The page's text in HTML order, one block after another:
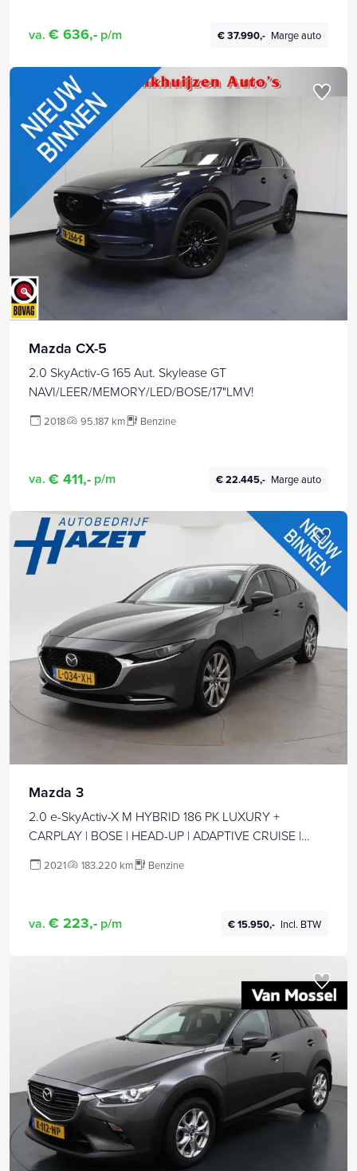
va. € 636,- p/m € 37.990,- Marge auto
Mazda CX-5
2.0 SkyActiv-G 165 Aut. Skylease GT
NAVI/LEER/MEMORY/LED/BOSE/17"LMV!
2018 95.187 km Benzine
va. € 411,- p/m € 22.445,- Marge auto
Mazda 3
2.0 e-SkyActiv-X M HYBRID 186 PK LUXURY +
CARPLAY | BOSE | HEAD-UP | ADAPTIVE CRUISE |
2021 183.220 km Benzine
va. € 223,- p/m € 15.950,- Incl. BTW